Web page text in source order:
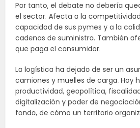
Por tanto, el debate no debería
el sector. Afecta a la
capacidad de sus pymes y a la
cadenas de suministro. También
que paga el consumidor.
La logística ha dejado de ser un
camiones y muelles de carga. Hoy
productividad, geopolítica,
digitalización y poder de
fondo, de cómo un territorio